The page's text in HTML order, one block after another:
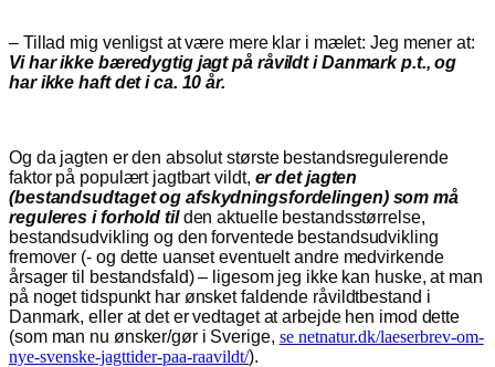
– Tillad mig venligst at være mere klar i mælet: Jeg mener at:
Vi har ikke bæredygtig jagt på råvildt i Danmark p.t., og
har ikke haft det i ca. 10 år.
Og da jagten er den absolut største bestandsregulerende
faktor på populært jagtbart vildt, er det jagten
(bestandsudtaget og afskydningsfordelingen) som må
reguleres i forhold tilden aktuelle bestandsstørrelse,
bestandsudvikling og den forventede bestandsudvikling
fremover (- og dette uanset eventuelt andre medvirkende
årsager til bestandsfald) – ligesom jeg ikke kan huske, at man
på noget tidspunkt har ønsket faldende råvildtbestand i
Danmark, eller at det er vedtaget at arbejde hen imod dette
(som man nu ønsker/gør i Sverige, se netnatur.dk/laeserbrev-om-
nye-svenske-jagttider-paa-raavildt/).